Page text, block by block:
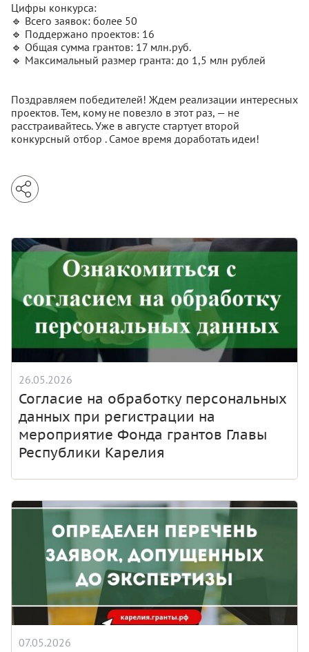
Цифры конкурса:
🔹 Всего заявок: более 50
🔹 Поддержано проектов: 16
🔹 Общая сумма грантов: 17 млн.руб.
🔹 Максимальный размер гранта: до 1,5 млн рублей
Поздравляем победителей! Ждем реализации интересных
проектов. Тем, кому не повезло в этот раз, — не
расстраивайтесь. Уже в августе стартует второй
конкурсный отбор . Самое время доработать идеи!
26.05.2026
Согласие на обработку персональных
данных при регистрации на
мероприятие Фонда грантов Главы
Республики Карелия
07.05.2026